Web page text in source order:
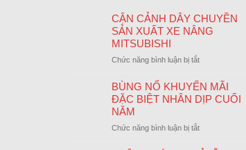
CẬN CẢNH DÂY CHUYỀN
SẢN XUẤT XE NÂNG
MITSUBISHI
Chức năng bình luận bị tắtở
CẢNH
DÂY
CHUYỀN
XUẤT
BÙNG NỔ KHUYẾN MÃI
ĐẶC BIỆT NHÂN DỊP CUỐI
NĂM
Chức năng bình luận bị tắtở